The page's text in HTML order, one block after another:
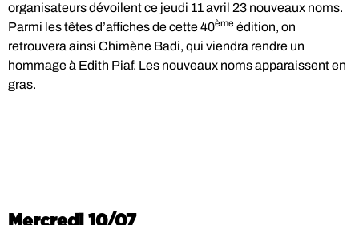
méfiance
organisateurs dévoilent ce jeudi 11 avril 23 nouveaux noms.
Parmi les têtes d’affiches de cette 40ème édition, on
retrouvera ainsi Chimène Badi, qui viendra rendre un
hommage à Edith Piaf. Les nouveaux noms apparaissent en
gras.